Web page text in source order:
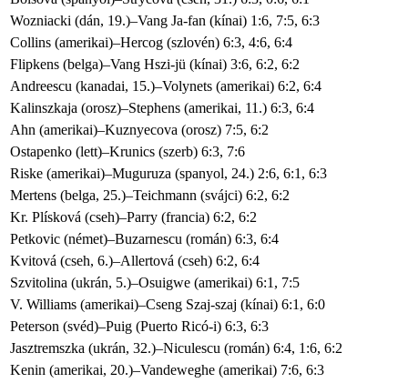
Wozniacki (dán, 19.)–Vang Ja-fan (kínai) 1:6, 7:5, 6:3
Collins (amerikai)–Hercog (szlovén) 6:3, 4:6, 6:4
Flipkens (belga)–Vang Hszi-jü (kínai) 3:6, 6:2, 6:2
Andreescu (kanadai, 15.)–Volynets (amerikai) 6:2, 6:4
Kalinszkaja (orosz)–Stephens (amerikai, 11.) 6:3, 6:4
Ahn (amerikai)–Kuznyecova (orosz) 7:5, 6:2
Ostapenko (lett)–Krunics (szerb) 6:3, 7:6
Riske (amerikai)–Muguruza (spanyol, 24.) 2:6, 6:1, 6:3
Mertens (belga, 25.)–Teichmann (svájci) 6:2, 6:2
Kr. Plísková (cseh)–Parry (francia) 6:2, 6:2
Petkovic (német)–Buzarnescu (román) 6:3, 6:4
Kvitová (cseh, 6.)–Allertová (cseh) 6:2, 6:4
Szvitolina (ukrán, 5.)–Osuigwe (amerikai) 6:1, 7:5
V. Williams (amerikai)–Cseng Szaj-szaj (kínai) 6:1, 6:0
Peterson (svéd)–Puig (Puerto Ricó-i) 6:3, 6:3
Jasztremszka (ukrán, 32.)–Niculescu (román) 6:4, 1:6, 6:2
Kenin (amerikai, 20.)–Vandeweghe (amerikai) 7:6, 6:3